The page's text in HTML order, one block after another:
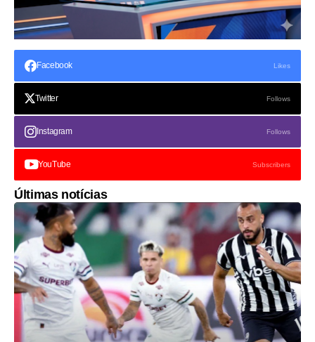
Facebook Likes
Twitter Follows
Instagram Follows
YouTube Subscribers
Últimas notícias